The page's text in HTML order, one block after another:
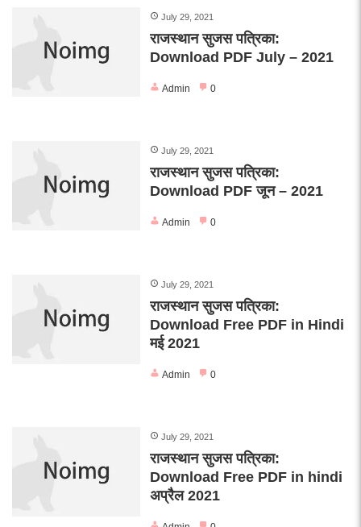
July 29, 2021
राजस्थान सुजस पत्रिका:
Download PDF July – 2021
Admin 0
July 29, 2021
राजस्थान सुजस पत्रिका:
Download PDF जून – 2021
Admin 0
July 29, 2021
राजस्थान सुजस पत्रिका:
Download Free PDF in Hindi
मई 2021
Admin 0
July 29, 2021
राजस्थान सुजस पत्रिका:
Download Free PDF in hindi
अप्रैल 2021